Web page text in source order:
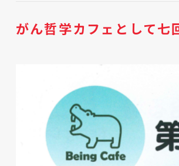
がん哲学カフェとして七